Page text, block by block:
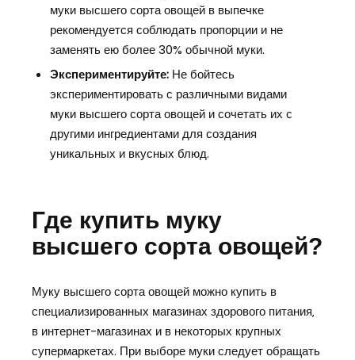
муки высшего сорта овощей в выпечке
рекомендуется соблюдать пропорции и не
заменять ею более 30% обычной муки.
Экспериментируйте:Не бойтесь
экспериментировать с различными видами
муки высшего сорта овощей и сочетать их с
другими ингредиентами для создания
уникальных и вкусных блюд.
Где купить муку
высшего сорта овощей?
Муку высшего сорта овощей можно купить в
специализированных магазинах здорового питания‚
в интернет-магазинах и в некоторых крупных
супермаркетах. При выборе муки следует обращать